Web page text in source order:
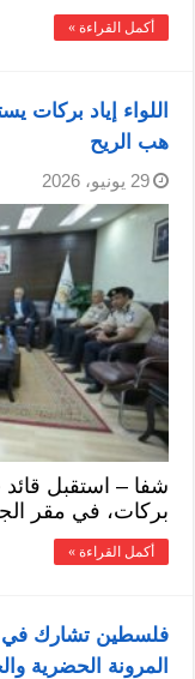
أكمل القراءة »
اللواء إياد بركات
هب الريح
29 يونيو، 2026
شفا – استقبل قائد
بركات، في مقر
أكمل القراءة »
فلسطين تشارك في
المرونة الحضرية